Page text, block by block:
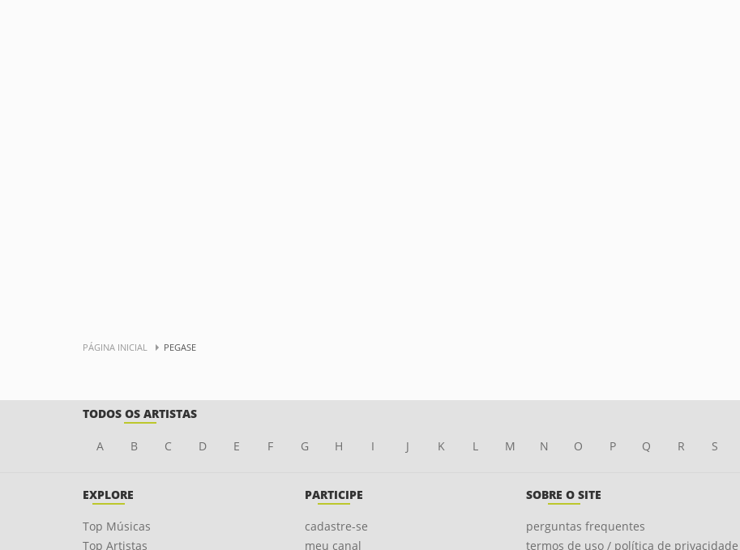
PÁGINA INICIAL PEGASE
TODOS OS ARTISTAS
A B C D E F G H I J K L M N O P Q R S
EXPLORE
Top Músicas
Top Artistas
PARTICIPE
cadastre-se
meu canal
SOBRE O SITE
perguntas frequentes
termos de uso / política de privacidade